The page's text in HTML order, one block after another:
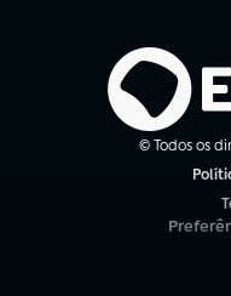
© Todos os